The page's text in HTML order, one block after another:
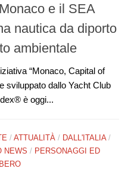
e il SEA
nautica da diporto
ambientale
“Monaco, Capital of
sviluppato dallo Yacht Club
è oggi...
/ ATTUALITÀ / DALL'ITALIA /
NEWS / PERSONAGGI ED